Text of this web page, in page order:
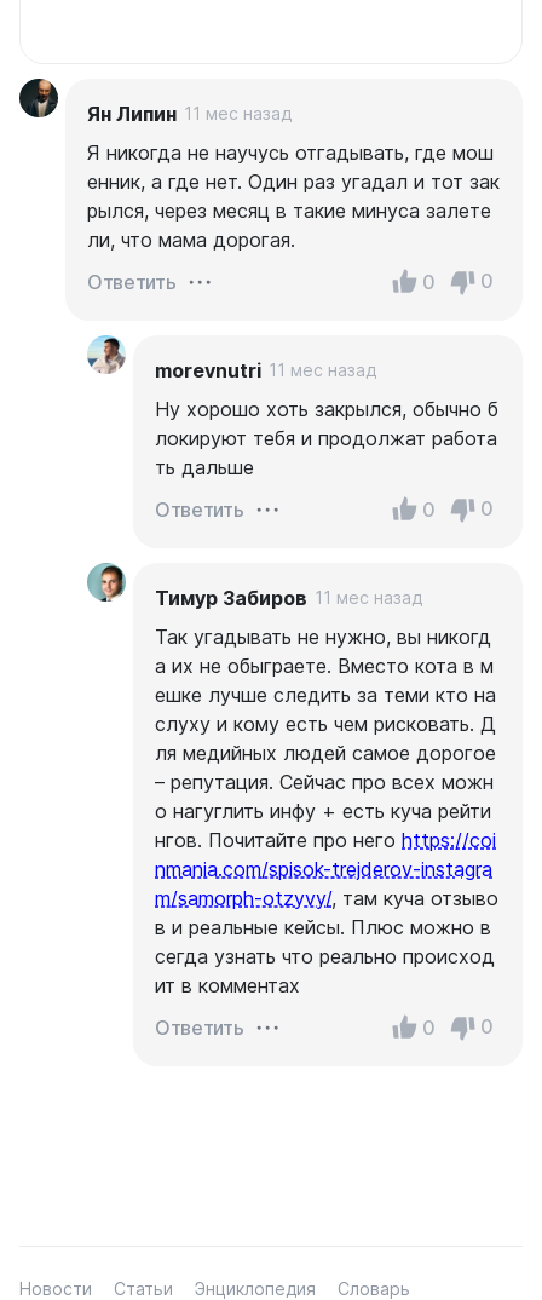
Ян Липин 11 мес назад
Я никогда не научусь отгадывать, где мош
енник, а где нет. Один раз угадал и тот зак
рылся, через месяц в такие минуса залете
ли, что мама дорогая.
Ответить
0 0
morevnutri 11 мес назад
Ну хорошо хоть закрылся, обычно б
локируют тебя и продолжат работа
ть дальше
Ответить
0 0
Тимур Забиров 11 мес назад
Так угадывать не нужно, вы никогд
а их не обыграете. Вместо кота в м
ешке лучше следить за теми кто на
слуху и кому есть чем рисковать. Д
ля медийных людей самое дорогое
– репутация. Сейчас про всех можн
о нагуглить инфу + есть куча рейти
нгов. Почитайте про него https://coi
nmania.com/spisok-trejderov-instagra
m/samorph-otzyvy/, там куча отзыво
в и реальные кейсы. Плюс можно в
сегда узнать что реально происход
ит в комментах
Ответить
0 0
Новости Статьи Энциклопедия
Словарь